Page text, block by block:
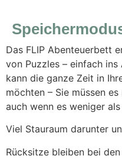
Das FLIP Abenteuerbett
von Puzzles – einfach
kann die ganze Zeit in
möchten – Sie müssen
auch wenn es weniger
Viel Stauraum darunter
Rücksitze bleiben bei